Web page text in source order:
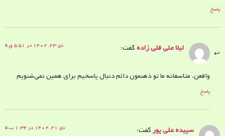
پاسخ
لیلا علی قلی زادهگفت: دی ۲۳, ۱۴۰۲ در ۵:۵۱ ق.ظ
واقعن. متاسفانه ما تو ذهنمون دائم دنبال پاسخیم برای همین نمی‌شنویم
پاسخ
سپیده علی پورگفت: دی ۲۱, ۱۴۰۲ در ۱:۳۴ ب.ظ